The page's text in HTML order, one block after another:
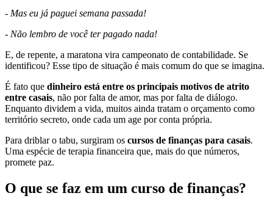
- Mas eu já paguei semana passada!
- Não lembro de você ter pagado nada!
E, de repente, a maratona vira campeonato de contabilidade. Se
identificou? Esse tipo de situação é mais comum do que se imagina.
É fato que dinheiro está entre os principais motivos de atrito
entre casais, não por falta de amor, mas por falta de diálogo.
Enquanto dividem a vida, muitos ainda tratam o orçamento como
território secreto, onde cada um age por conta própria.
Para driblar o tabu, surgiram os cursos de finanças para casais.
Uma espécie de terapia financeira que, mais do que números,
promete paz.
O que se faz em um curso de finanças?